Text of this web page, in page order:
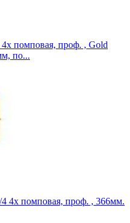
помповая, проф. , Gold
по...
4х помповая, проф. , 366мм.